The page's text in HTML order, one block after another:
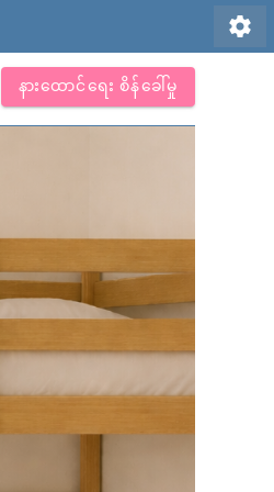
settings
နားထောင်ရေး စိန်ခေါ်မှု